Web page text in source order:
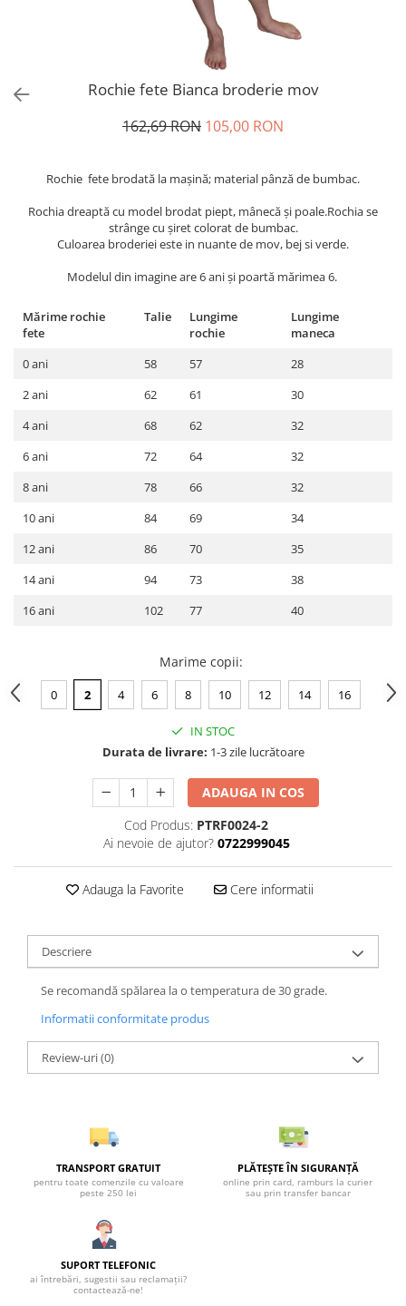
Rochie fete Bianca broderie mov
162,69 RON 105,00 RON
Rochie fete brodată la maşină; material pânză de bumbac.
Rochia dreaptă cu model brodat piept, mânecă și poale.Rochia se
strânge cu șiret colorat de bumbac.
Culoarea broderiei este in nuante de mov, bej si verde.
Modelul din imagine are 6 ani și poartă mărimea 6.
Mărime rochie
fete
Talie
Lungime
rochie
Lungime
maneca
0 ani
58 57
28
2 ani
62 61
30
4 ani
68 62
32
6 ani
72 64
32
8 ani
78 66
32
10 ani
84 69
34
12 ani
86 70
35
14 ani
94 73
38
16 ani
102 77 40
Marime copii:
0 2 4 6 8 10 12 14 16
IN STOC
Durata de livrare: 1-3 zile lucrătoare
ADAUGA IN COS
Cod Produs: PTRF0024-2
Ai nevoie de ajutor? 0722999045
Adauga la Favorite Cere informatii
Descriere
Se recomandă spălarea la o temperatura de 30 grade.
Informatii conformitate produs
Review-uri(0)
TRANSPORT GRATUIT
pentru toate comenzile cu valoare
peste 250 lei
PLĂTEȘTE ÎN SIGURANȚĂ
online prin card, ramburs la curier
sau prin transfer bancar
SUPORT TELEFONIC
ai întrebări, sugestii sau reclamații?
contactează-ne!